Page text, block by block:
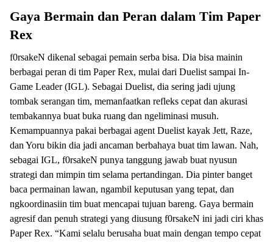
Gaya Bermain dan Peran dalam Tim Paper
Rex
f0rsakeN dikenal sebagai pemain serba bisa. Dia bisa mainin
berbagai peran di tim Paper Rex, mulai dari Duelist sampai In-
Game Leader (IGL). Sebagai Duelist, dia sering jadi ujung
tombak serangan tim, memanfaatkan refleks cepat dan akurasi
tembakannya buat buka ruang dan ngeliminasi musuh.
Kemampuannya pakai berbagai agent Duelist kayak Jett, Raze,
dan Yoru bikin dia jadi ancaman berbahaya buat tim lawan. Nah,
sebagai IGL, f0rsakeN punya tanggung jawab buat nyusun
strategi dan mimpin tim selama pertandingan. Dia pinter banget
baca permainan lawan, ngambil keputusan yang tepat, dan
ngkoordinasiin tim buat mencapai tujuan bareng. Gaya bermain
agresif dan penuh strategi yang diusung f0rsakeN ini jadi ciri khas
Paper Rex. “Kami selalu berusaha buat main dengan tempo cepat